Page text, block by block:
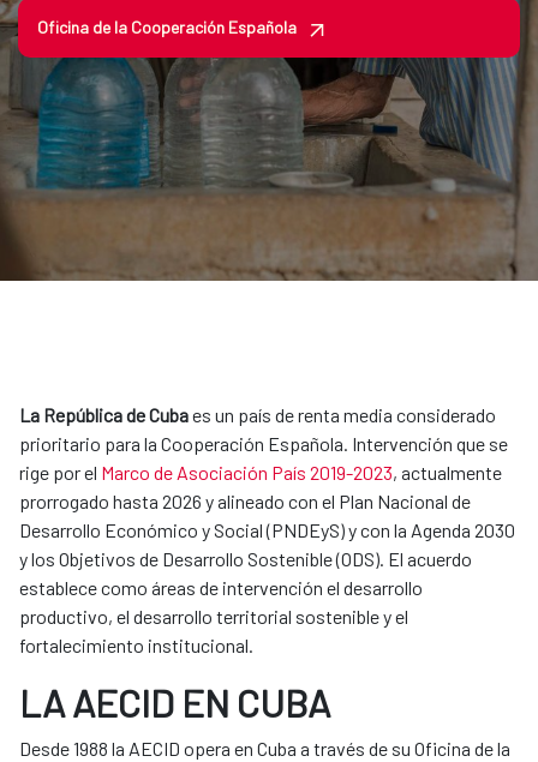
Oficina de la Cooperación Española
La República de Cubaes un país de renta media considerado
prioritario para la Cooperación Española. Intervención que se
rige por el Marco de Asociación País 2019-2023, actualmente
prorrogado hasta 2026 y alineado con el Plan Nacional de
Desarrollo Económico y Social (PNDEyS) y con la Agenda 2030
y los Objetivos de Desarrollo Sostenible (ODS). El acuerdo
establece como áreas de intervención el desarrollo
productivo, el desarrollo territorial sostenible y el
fortalecimiento institucional.
LA AECID EN CUBA
Desde 1988 la AECID opera en Cuba a través de su Oficina de la